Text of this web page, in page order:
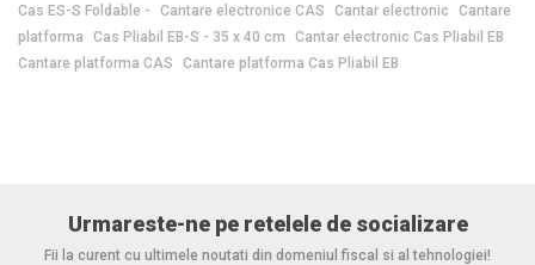
Cas ES-S Foldable -
Cantare electronice CAS Cantar electronic
Cantare
platforma
Cas Pliabil EB-S - 35 x 40 cm
Cantar electronic Cas Pliabil EB
Cantare platforma CAS
Cantare platforma Cas Pliabil EB
Urmareste-ne pe retelele de socializare
Fii la curent cu ultimele noutati din domeniul fiscal si al tehnologiei!